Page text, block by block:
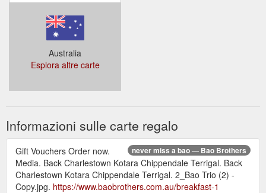
Australia
Esplora altre carte
Informazioni sulle carte regalo
never miss a bao — Bao Brothers
Gift Vouchers Order now.
Media. Back Charlestown Kotara Chippendale Terrigal. Back
Charlestown Kotara Chippendale Terrigal. 2_Bao Trio (2) -
Copy.jpg. https://www.baobrothers.com.au/breakfast-1